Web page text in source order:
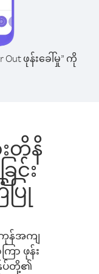
Out ဖုန်းခေါ်မှု” ကို
းတိနိ
င်း
ြု
န်အကျ
ြာ ဖုန်း
န်ုပ်တို့၏